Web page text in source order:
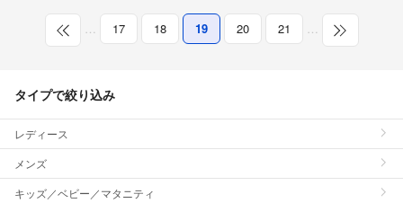
… 17 18 19 20 21 …
タイプで絞り込み
レディース
メンズ
キッズ／ベビー／マタニティ